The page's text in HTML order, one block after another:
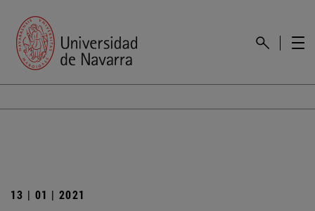
13 | 01 | 2021